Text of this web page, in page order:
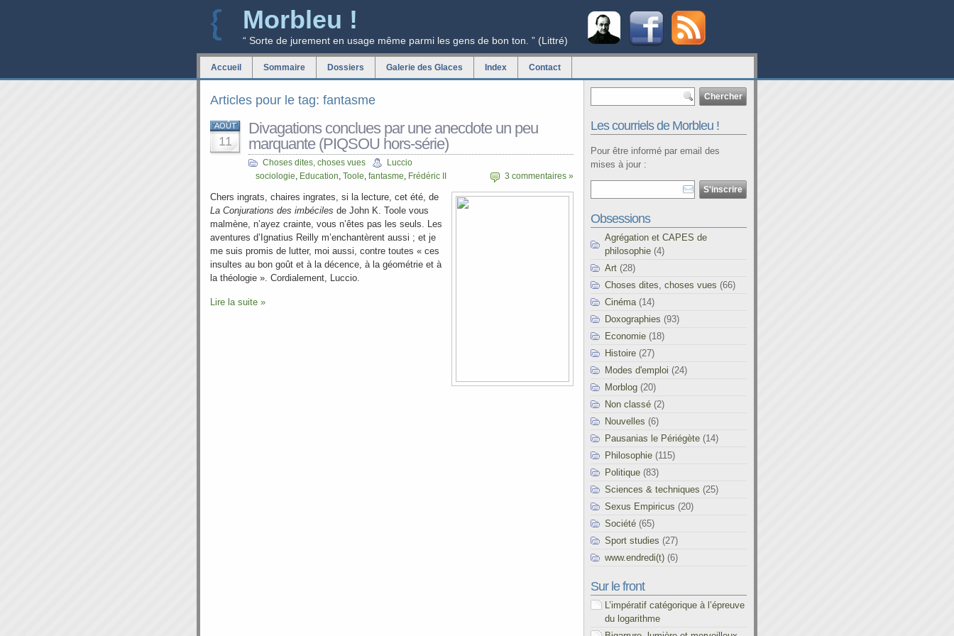
Morbleu !
“ Sorte de jurement en usage même parmi les gens de bon ton. ” (Littré)
Accueil Sommaire Dossiers Galerie des Glaces Index Contact
Articles pour le tag: fantasme
AOÛT
11
Divagations conclues par une anecdote un peu
marquante (PIQSOU hors-série)
Choses dites, choses vues
Luccio
sociologie, Education, Toole, fantasme, Frédéric II 3 commentaires »
Chers ingrats, chaires ingrates, si la lecture, cet été, de
La Conjurations des imbéciles de John K. Toole vous
malmène, n’ayez crainte, vous n’êtes pas les seuls. Les
aventures d’Ignatius Reilly m’enchantèrent aussi ; et je
me suis promis de lutter, moi aussi, contre toutes « ces
insultes au bon goût et à la décence, à la géométrie et à
la théologie ». Cordialement, Luccio.
Lire la suite »
Les courriels de Morbleu !
Pour être informé par email des
mises à jour :
Obsessions
Agrégation et CAPES de
philosophie (4)
Art (28)
Choses dites, choses vues (66)
Cinéma (14)
Doxographies (93)
Economie (18)
Histoire (27)
Modes d'emploi (24)
Morblog (20)
Non classé (2)
Nouvelles (6)
Pausanias le Périégète (14)
Philosophie (115)
Politique (83)
Sciences & techniques (25)
Sexus Empiricus (20)
Société (65)
Sport studies (27)
www.endredi(t) (6)
Sur le front
L’impératif catégorique à l’épreuve
du logarithme